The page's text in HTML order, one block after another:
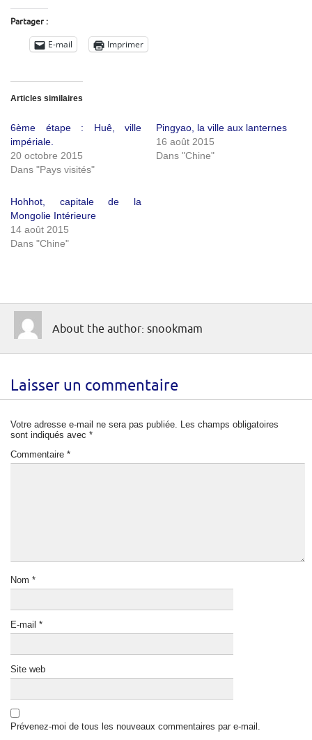
Partager :
E-mail Imprimer
Articles similaires
6ème étape : Huê, ville
impériale.
20 octobre 2015
Dans "Pays visités"
Pingyao, la ville aux lanternes
16 août 2015
Dans "Chine"
Hohhot, capitale de la
Mongolie Intérieure
14 août 2015
Dans "Chine"
About the author: snookmam
Laisser un commentaire
Votre adresse e-mail ne sera pas publiée.
Les champs obligatoires
sont indiqués avec *
Commentaire *
Nom *
E-mail *
Site web
Prévenez-moi de tous les nouveaux commentaires par e-mail.